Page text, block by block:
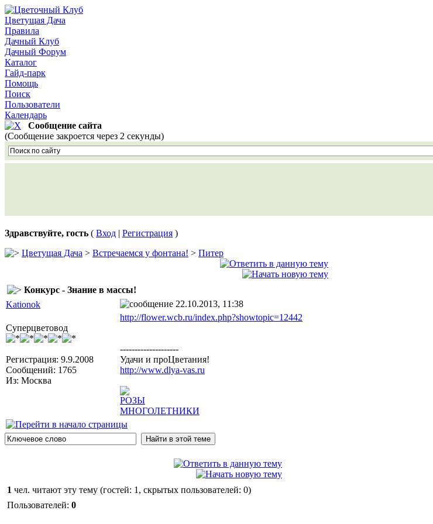
Цветущая Дача
Правила
Дачный Клуб
Дачный Форум
Каталог
Гайд-парк
Помощь
Поиск
Пользователи
Календарь
Сообщение сайта
(Сообщение закроется через 2 секунды)
Здравствуйте, гость ( Вход | Регистрация )
Цветущая Дача > Встречаемся у фонтана! > Питер
Конкурс - Знание в массы!
Kationok
22.10.2013, 11:38
Суперцветовод
Регистрация: 9.9.2008
Сообщений: 1765
Из: Москва
http://flower.wcb.ru/index.php?showtopic=12442
--------------------
Удачи и проЦветания!
http://www.dlya-vas.ru
РОЗЫ
МНОГОЛЕТНИКИ
1 чел. читают эту тему (гостей: 1, скрытых пользователей: 0)
Пользователей: 0